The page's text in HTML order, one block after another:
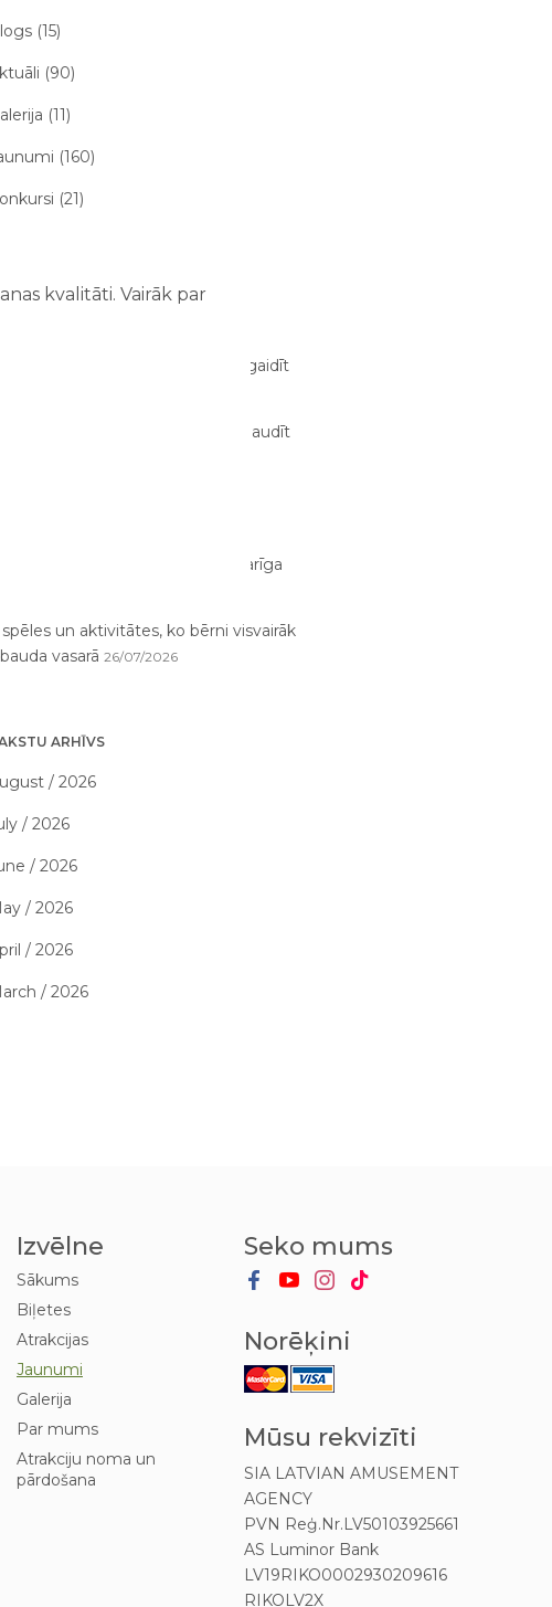
(15)
(90)
(11)
(160)
(21)
reize atrakciju parkā – ko sagaidīt
ūdens atrakcijās: kā tās izbaudīt
aktīva atpūta bērniem ir svarīga
un aktivitātes, ko bērni visvairāk
vasarā26/07/2026
ARHĪVS
/ 2026
/ 2026
/ 2026
/ 2026
/ 2026
/ 2026
Izvēlne
Sākums
Biļetes
Atrakcijas
Jaunumi
Galerija
Par mums
Atrakciju noma un
pārdošana
Seko mums
Norēķini
Mūsu rekvizīti
SIA LATVIAN AMUSEMENT
AGENCY
PVN Reģ.Nr.LV50103925661
AS Luminor Bank
LV19RIKO0002930209616
RIKOLV2X
kvalitāti. Vairāk par